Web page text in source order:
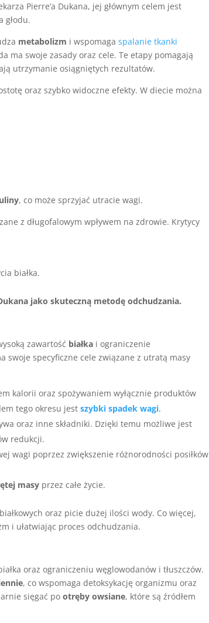
Pierre’a Dukana, jej głównym celem jest
głodu.
metabolizm i wspomagaspalanie tkanki
ma swoje zasady oraz cele. Te etapy pomagają
utrzymanie osiągniętych rezultatów.
oraz szybko widoczne efekty. W diecie można
, co może sprzyjać utracie wagi.
z długofalowym wpływem na zdrowie. Krytycy
białka.
jako skuteczną metodę odchudzania.
zawartość białka i ograniczenie
swoje specyficzne cele związane z utratą masy
kalorii oraz spożywaniem wyłącznie produktów
tego okresu jestszybki spadek wagi.
oraz inne składniki. Dzięki temu możliwe jest
redukcji.
wagi poprzez zwiększenie różnorodności posiłków
masy przez całe życie.
oraz picie dużej ilości wody. Co więcej,
i ułatwiając proces odchudzania.
oraz ograniczeniu węglowodanów i tłuszczów.
, co wspomaga detoksykację organizmu oraz
sięgać pootręby owsiane, które są źródłem